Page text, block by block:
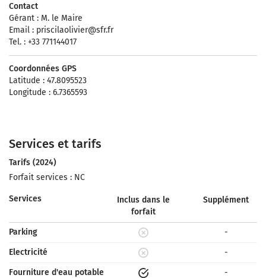
Contact
Gérant : M. le Maire
Email : priscilaolivier@sfr.fr
Tel. : +33 771144017
Coordonnées GPS
Latitude : 47.8095523
Longitude : 6.7365593
Services et tarifs
Tarifs (2024)
Forfait services : NC
Services
Inclus dans le
forfait
Supplément
Parking
-
Electricité
-
Fourniture d'eau potable
-